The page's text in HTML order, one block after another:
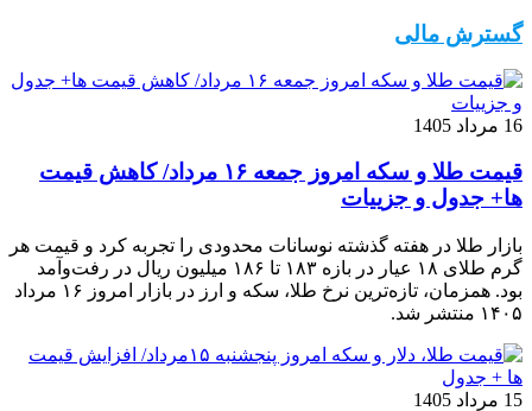
گسترش مالی
16 مرداد 1405
قیمت طلا و سکه امروز جمعه ۱۶ مرداد/ کاهش قیمت
ها+ جدول و جزییات
بازار طلا در هفته گذشته نوسانات محدودی را تجربه کرد و قیمت هر
گرم طلای ۱۸ عیار در بازه ۱۸۳ تا ۱۸۶ میلیون ریال در رفت‌وآمد
بود. همزمان، تازه‌ترین نرخ طلا، سکه و ارز در بازار امروز ۱۶ مرداد
۱۴۰۵ منتشر شد.
15 مرداد 1405